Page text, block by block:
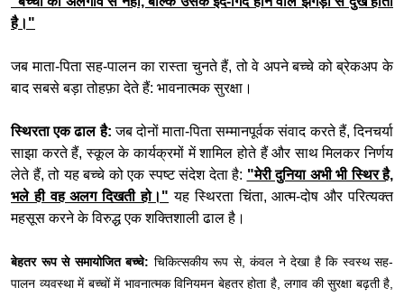
है।"
जब माता-पिता सह-पालन का रास्ता चुनते हैं, तो वे अपने बच्चे को ब्रेकअप के
बाद सबसे बड़ा तोहफ़ा देते हैं: भावनात्मक सुरक्षा।
स्थिरता एक ढाल है: जब दोनों माता-पिता सम्मानपूर्वक संवाद करते हैं, दिनचर्या
साझा करते हैं, स्कूल के कार्यक्रमों में शामिल होते हैं और साथ मिलकर निर्णय
लेते हैं, तो यह बच्चे को एक स्पष्ट संदेश देता है: "मेरी दुनिया अभी भी स्थिर है,
भले ही वह अलग दिखती हो।" यह स्थिरता चिंता, आत्म-दोष और परित्यक्त
महसूस करने के विरुद्ध एक शक्तिशाली ढाल है।
बेहतर रूप से समायोजित बच्चे: चिकित्सकीय रूप से, कंवल ने देखा है कि स्वस्थ सह-
पालन व्यवस्था में बच्चों में भावनात्मक विनियमन बेहतर होता है, लगाव की सुरक्षा बढ़ती है,